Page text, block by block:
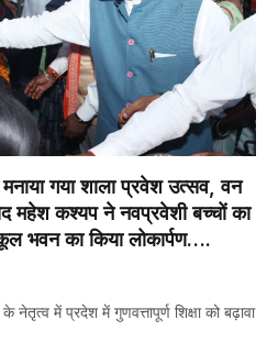
गया शाला प्रवेश उत्सव, वन
महेश कश्यप ने नवप्रवेशी बच्चों का
भवन का किया लोकार्पण….
नेतृत्व में प्रदेश में गुणवत्तापूर्ण शिक्षा को बढ़ावा